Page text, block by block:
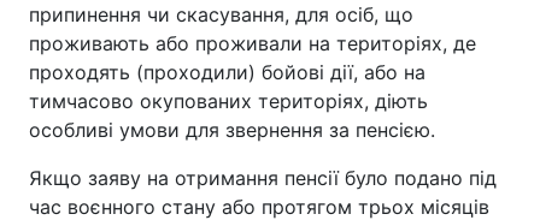
припинення чи скасування, для осіб, що
проживають або проживали на територіях, де
проходять (проходили) бойові дії, або на
тимчасово окупованих територіях, діють
особливі умови для звернення за пенсією.
Якщо заяву на отримання пенсії було подано під
час воєнного стану або протягом трьох місяців